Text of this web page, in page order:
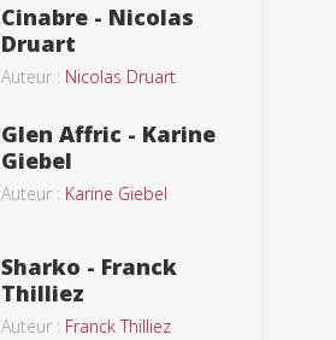
Cinabre - Nicolas
Druart
Auteur : Nicolas Druart
Glen Affric - Karine
Giebel
Auteur : Karine Giebel
Sharko - Franck
Thilliez
Auteur : Franck Thilliez